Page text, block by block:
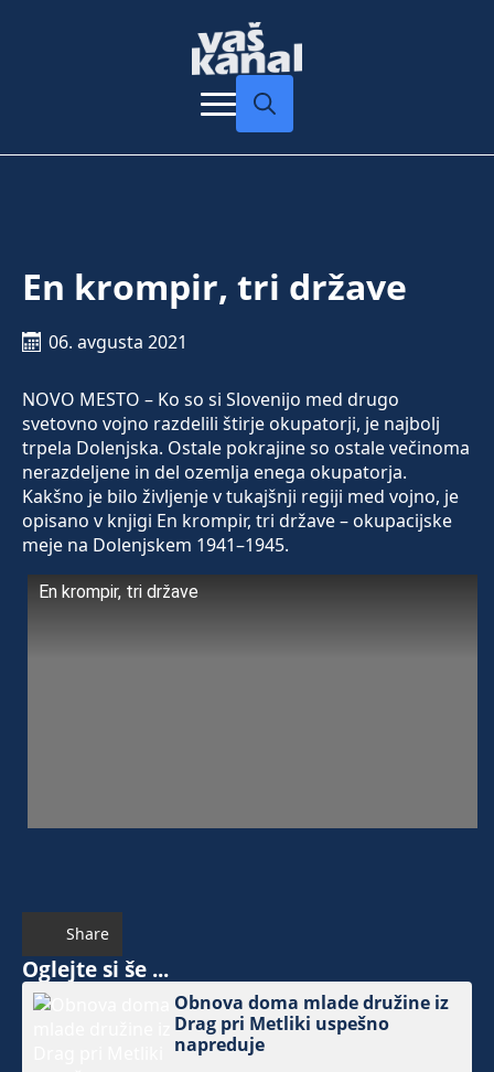
En krompir, tri države
06. avgusta 2021
NOVO MESTO – Ko so si Slovenijo med drugo
svetovno vojno razdelili štirje okupatorji, je najbolj
trpela Dolenjska. Ostale pokrajine so ostale večinoma
nerazdeljene in del ozemlja enega okupatorja.
Kakšno je bilo življenje v tukajšnji regiji med vojno, je
opisano v knjigi En krompir, tri države – okupacijske
meje na Dolenjskem 1941–1945.
En krompir, tri države
Share
Oglejte si še ...
Obnova doma mlade družine iz
Drag pri Metliki uspešno
napreduje